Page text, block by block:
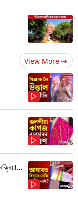
View More